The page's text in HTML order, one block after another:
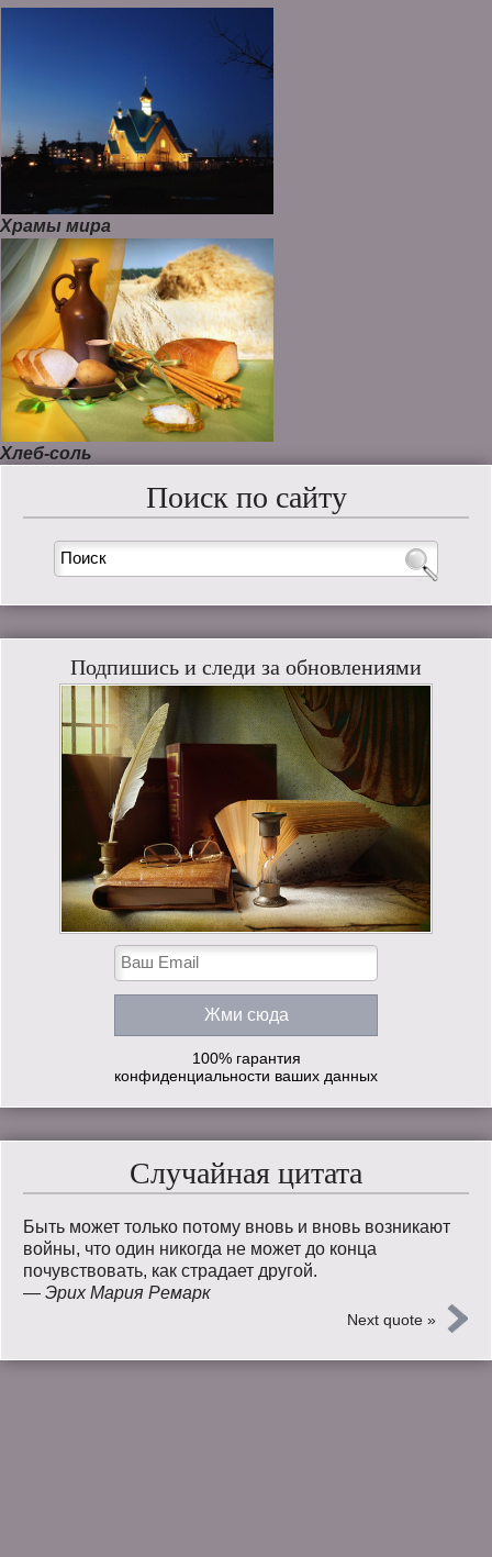
Храмы мира
Хлеб-соль
Поиск по сайту
Подпишись и следи за обновлениями
100% гарантия
конфиденциальности ваших данных
Случайная цитата
Быть может только потому вновь и вновь возникают
войны, что один никогда не может до конца
почувствовать, как страдает другой.
— Эрих Мария Ремарк
Next quote »